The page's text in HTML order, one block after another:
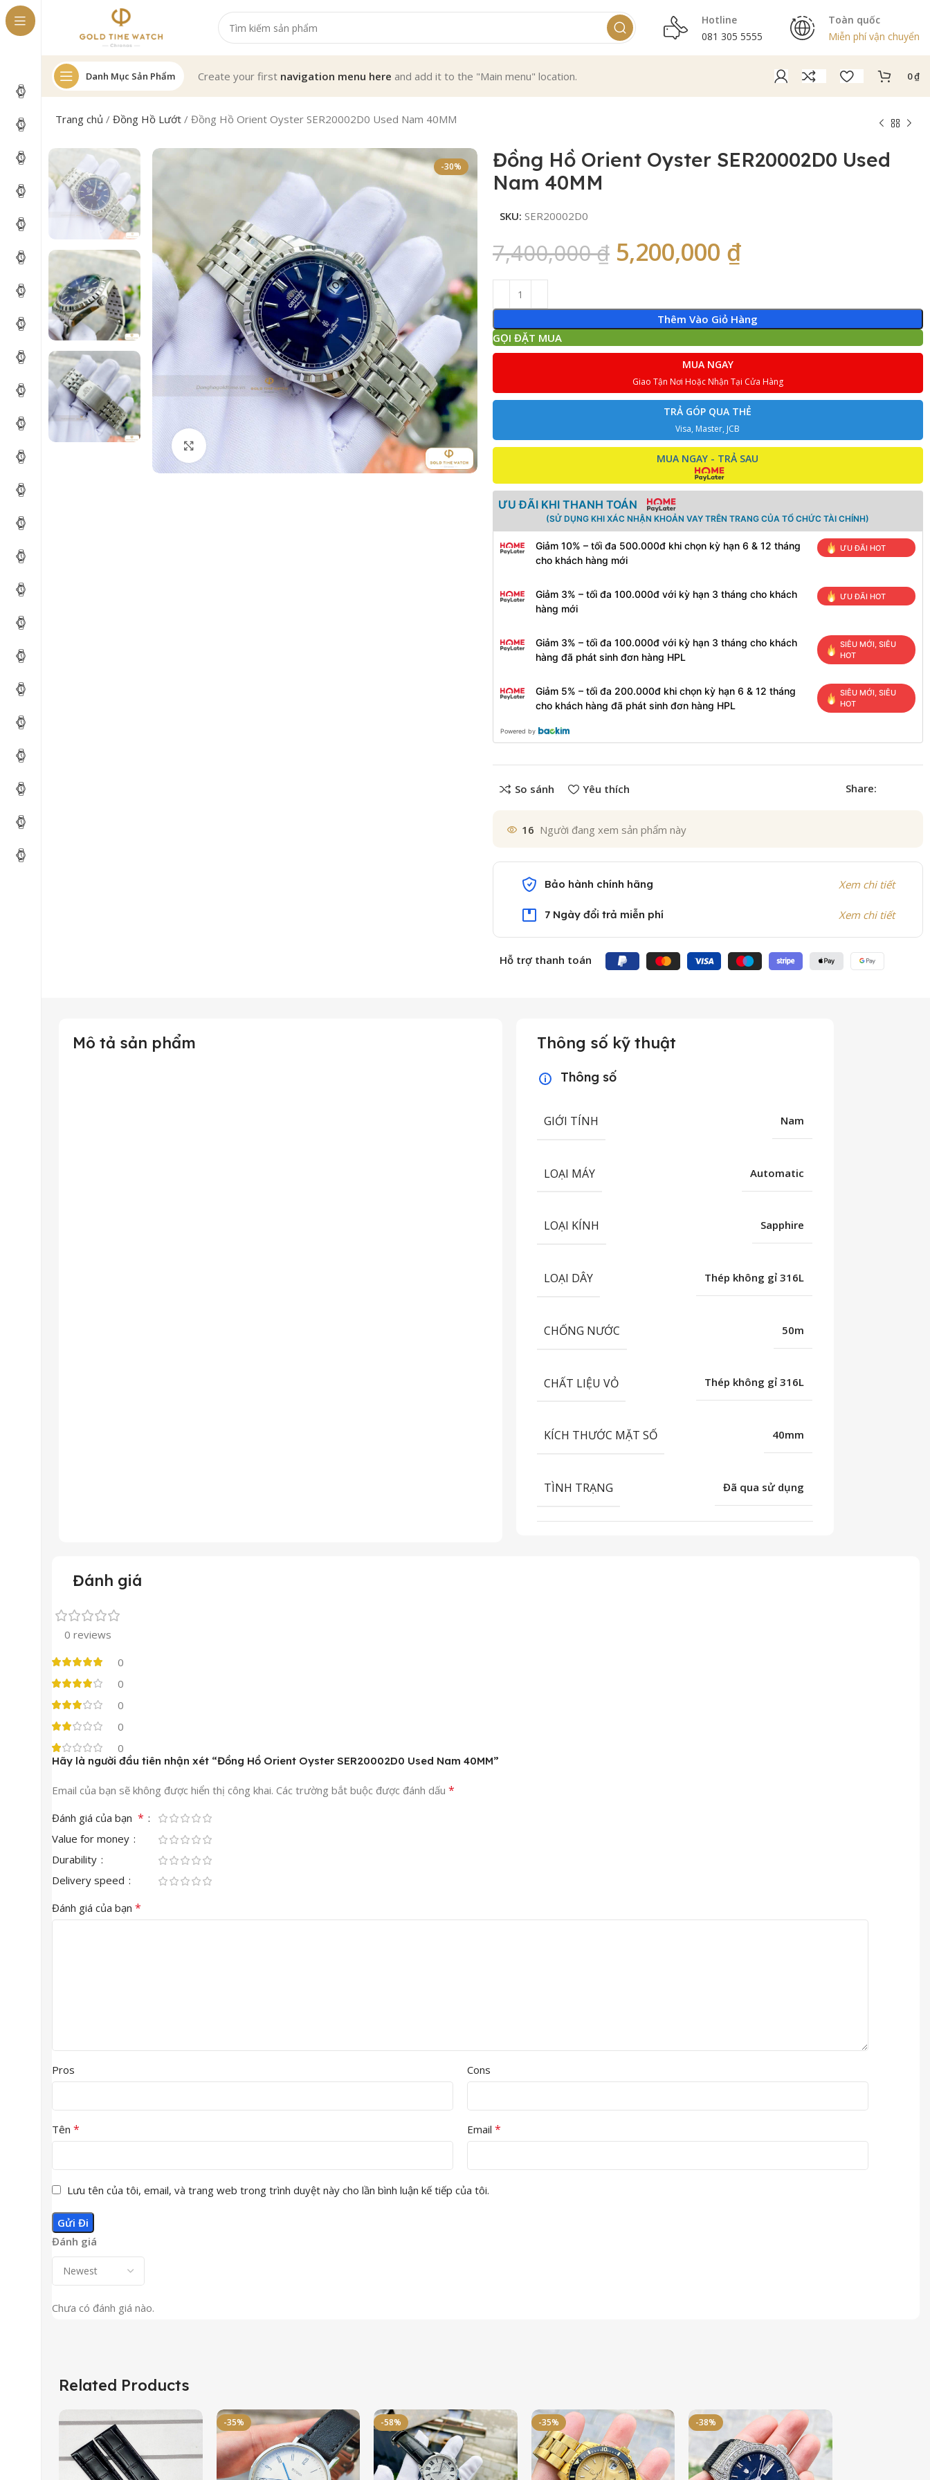
Hotline
081 305 5555
Toàn quốc
Miễn phí vận chuyển
Danh Mục Sản Phẩm Create your first navigation menu here and add it to the "Main menu" location. 0₫
Trang chủ /Đồng Hồ Lướt /Đồng Hồ Orient Oyster SER20002D0 Used Nam 40MM
-30%
Click to enlarge
Đồng Hồ Orient Oyster SER20002D0 Used
Nam 40MM
SKU: SER20002D0
7,400,000₫ 5,200,000 ₫
Thêm Vào Giỏ Hàng
GỌI ĐẶT MUA
MUA NGAY
Giao Tận Nơi Hoặc Nhận Tại Cửa Hàng
TRẢ GÓP QUA THẺ
Visa, Master, JCB
MUA NGAY - TRẢ SAU
ƯU ĐÃI KHI THANH TOÁN
(SỬ DỤNG KHI XÁC NHẬN KHOẢN VAY TRÊN TRANG CỦA TỔ CHỨC TÀI CHÍNH)
Giảm 10% – tối đa 500.000đ khi chọn kỳ hạn 6 & 12 tháng
cho khách hàng mới
ƯU ĐÃI HOT
Giảm 3% – tối đa 100.000đ với kỳ hạn 3 tháng cho khách
hàng mới
ƯU ĐÃI HOT
Giảm 3% – tối đa 100.000đ với kỳ hạn 3 tháng cho khách
hàng đã phát sinh đơn hàng HPL
SIÊU MỚI, SIÊU
HOT
Giảm 5% – tối đa 200.000đ khi chọn kỳ hạn 6 & 12 tháng
cho khách hàng đã phát sinh đơn hàng HPL
SIÊU MỚI, SIÊU
HOT
Powered by
So sánh Yêu thích Share:
16 Người đang xem sản phẩm này
Bảo hành chính hãng Xem chi tiết
7 Ngày đổi trả miễn phí Xem chi tiết
Hỗ trợ thanh toán
Mô tả sản phẩm Thông số kỹ thuật
Thông số
GIỚI TÍNH Nam
LOẠI MÁY Automatic
LOẠI KÍNH Sapphire
LOẠI DÂY Thép không gỉ 316L
CHỐNG NƯỚC 50m
CHẤT LIỆU VỎ Thép không gỉ 316L
KÍCH THƯỚC MẶT SỐ 40mm
TÌNH TRẠNG Đã qua sử dụng
Đánh giá
0 reviews
0
0
0
0
0
Đánh giá
Chưa có đánh giá nào.
Hãy là người đầu tiên nhận xét “Đồng Hồ Orient Oyster SER20002D0 Used Nam 40MM”
Email của bạn sẽ không được hiển thị công khai. Các trường bắt buộc được đánh dấu *
Đánh giá của bạn *
Value for money
Durability
Delivery speed
Đánh giá của bạn *
Pros Cons
Tên * Email *
Lưu tên của tôi, email, và trang web trong trình duyệt này cho lần bình luận kế tiếp của tôi.
Related Products
-35% -58% -35% -38%